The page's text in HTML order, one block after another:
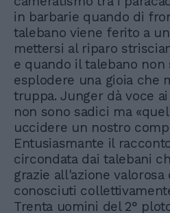
in barbarie quando di
talebano viene ferito a
mettersi al riparo
e quando il talebano
esplodere una gioia che
truppa. Junger dà voce
non sono sadici ma
uccidere un nostro
Entusiasmante il
circondata dai talebani
grazie all'azione
conosciuti
Trenta uomini del 2°